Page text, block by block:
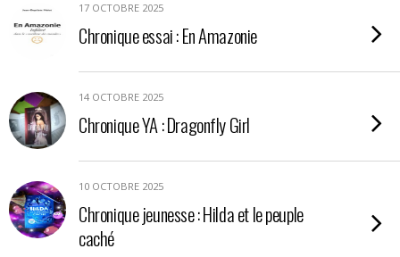
17 OCTOBRE 2025
Chronique essai : En Amazonie
14 OCTOBRE 2025
Chronique YA : Dragonfly Girl
10 OCTOBRE 2025
Chronique jeunesse : Hilda et le peuple
caché